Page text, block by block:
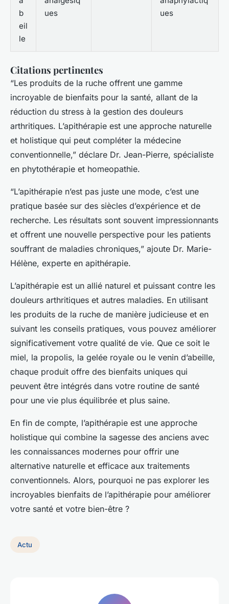
b
eil
le
ues
ues
Citations pertinentes
“Les produits de la ruche offrent une gamme
incroyable de bienfaits pour la santé, allant de la
réduction du stress à la gestion des douleurs
arthritiques. L’apithérapie est une approche naturelle
et holistique qui peut compléter la médecine
conventionnelle,” déclare Dr. Jean-Pierre, spécialiste
en phytothérapie et homeopathie.
“L’apithérapie n’est pas juste une mode, c’est une
pratique basée sur des siècles d’expérience et de
recherche. Les résultats sont souvent impressionnants
et offrent une nouvelle perspective pour les patients
souffrant de maladies chroniques,” ajoute Dr. Marie-
Hélène, experte en apithérapie.
L’apithérapie est un allié naturel et puissant contre les
douleurs arthritiques et autres maladies. En utilisant
les produits de la ruche de manière judicieuse et en
suivant les conseils pratiques, vous pouvez améliorer
significativement votre qualité de vie. Que ce soit le
miel, la propolis, la gelée royale ou le venin d’abeille,
chaque produit offre des bienfaits uniques qui
peuvent être intégrés dans votre routine de santé
pour une vie plus équilibrée et plus saine.
En fin de compte, l’apithérapie est une approche
holistique qui combine la sagesse des anciens avec
les connaissances modernes pour offrir une
alternative naturelle et efficace aux traitements
conventionnels. Alors, pourquoi ne pas explorer les
incroyables bienfaits de l’apithérapie pour améliorer
votre santé et votre bien-être ?
Actu